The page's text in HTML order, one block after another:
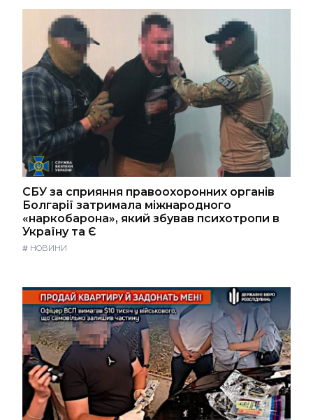
СБУ за сприяння правоохоронних органів
Болгарії затримала міжнародного
«наркобарона», який збував психотропи в
Україну та Є
# НОВИНИ